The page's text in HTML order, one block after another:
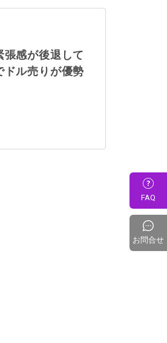
張感が後退して
ドル売りが優勢
FAQ
お問合せ